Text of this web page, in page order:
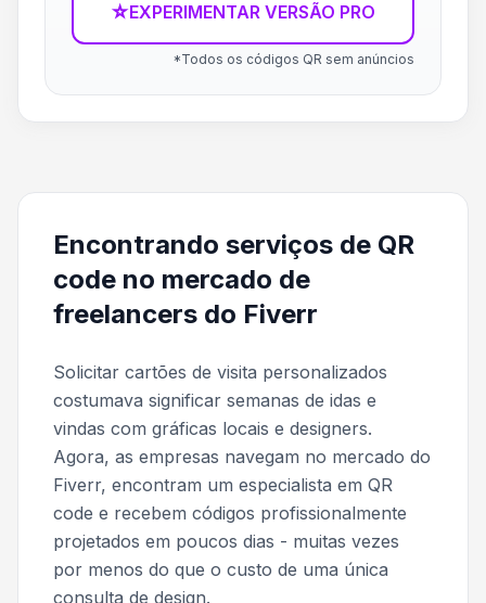
☆EXPERIMENTAR VERSÃO PRO
*Todos os códigos QR sem anúncios
Encontrando serviços de QR
code no mercado de
freelancers do Fiverr
Solicitar cartões de visita personalizados
costumava significar semanas de idas e
vindas com gráficas locais e designers.
Agora, as empresas navegam no mercado do
Fiverr, encontram um especialista em QR
code e recebem códigos profissionalmente
projetados em poucos dias - muitas vezes
por menos do que o custo de uma única
consulta de design.